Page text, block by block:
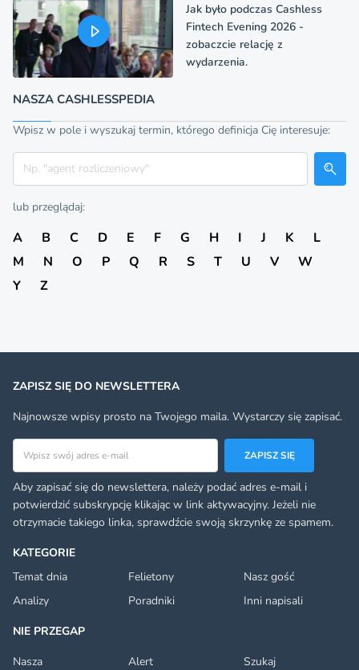
Jak było podczas Cashless
Fintech Evening 2026 -
zobaczcie relację z
wydarzenia.
NASZA CASHLESSPEDIA
Wpisz w pole i wyszukaj termin, którego definicja Cię interesuje:
Szukaj
lub przeglądaj:
A B C D E F G H I J K
L
M
N O P Q R S T U V
W
Y
Z
KATEGORIE
Temat dnia
Felietony
Nasz gość
Analizy
Poradniki
Inni napisali
NIE PRZEGAP
Nasza
Alert Szukaj
ZAPISZ SIĘ DO NEWSLETTERA
Najnowsze wpisy prosto na Twojego maila. Wystarczy się zapisać.
Adres email
ZAPISZ SIĘ
Aby zapisać się do newslettera, należy podać adres e-mail i
potwierdzić subskrypcję klikając w link aktywacyjny. Jeżeli nie
otrzymacie takiego linka, sprawdźcie swoją skrzynkę ze spamem.